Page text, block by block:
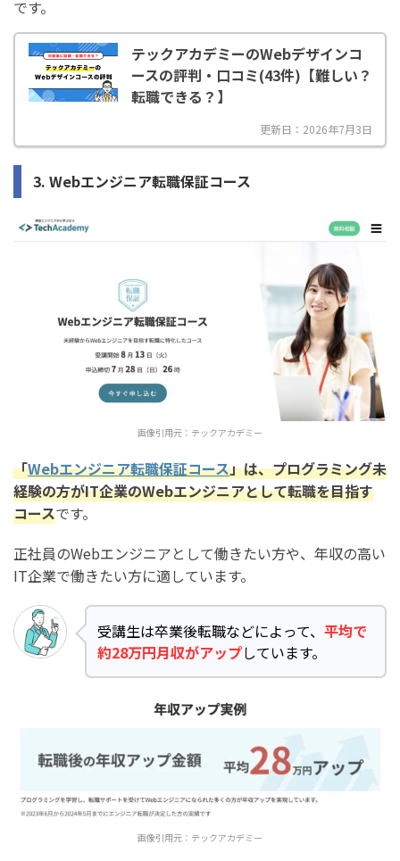
です。
テックアカデミーのWebデザインコ
ースの評判・口コミ(43件)【難しい？
転職できる？】
更新日：2026年7月3日
3. Webエンジニア転職保証コース
画像引用元： テックアカデミー
「Webエンジニア転職保証コース」は、プログラミング未
経験の方がIT企業のWebエンジニアとして転職を目指す
コースです。
正社員のWebエンジニアとして働きたい方や、年収の高い
IT企業で働きたい方に適しています。
受講生は卒業後転職などによって、 平均で
約28万円月収がアップしています。
画像引用元： テックアカデミー